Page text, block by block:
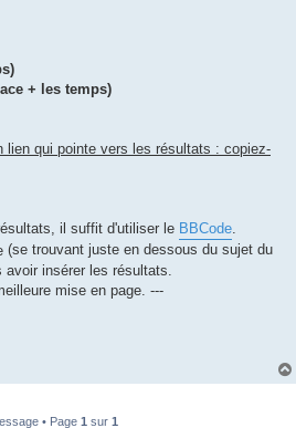
+ les temps)
lien qui pointe vers les résultats : copiez-
il suffit d'utiliser le BBCode.
(se trouvant juste en dessous du sujet du
insérer les résultats.
mise en page. ---
• Page 1 sur 1